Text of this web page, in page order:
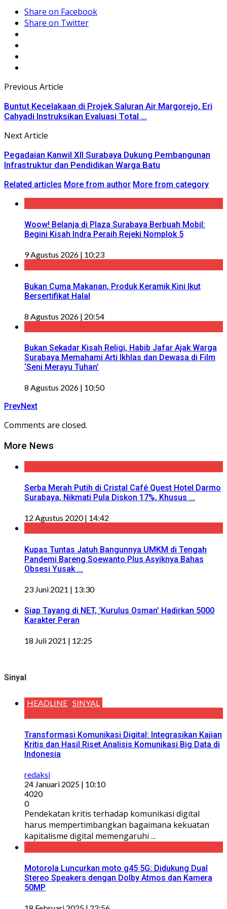
Share on Facebook
Share on Twitter
Previous Article
Buntut Kecelakaan di Projek Saluran Air Margorejo, Eri
Cahyadi Instruksikan Evaluasi Total ...
Next Article
Pegadaian Kanwil XII Surabaya Dukung Pembangunan
Infrastruktur dan Pendidikan Warga Batu
Related articles More from author More from category
Woow! Belanja di Plaza Surabaya Berbuah Mobil:
Begini Kisah Indra Peraih Rejeki Nomplok 5
9 Agustus 2026 | 10:23
Bukan Cuma Makanan, Produk Keramik Kini Ikut
Bersertifikat Halal
8 Agustus 2026 | 20:54
Bukan Sekadar Kisah Religi, Habib Jafar Ajak Warga
Surabaya Memahami Arti Ikhlas dan Dewasa di Film
‘Seni Merayu Tuhan’
8 Agustus 2026 | 10:50
PrevNext
Comments are closed.
More News
Serba Merah Putih di Cristal Café Quest Hotel Darmo
Surabaya, Nikmati Pula Diskon 17%, Khusus ...
12 Agustus 2020 | 14:42
Kupas Tuntas Jatuh Bangunnya UMKM di Tengah
Pandemi Bareng Soewanto Plus Asyiknya Bahas
Obsesi Yusak ...
23 Juni 2021 | 13:30
Siap Tayang di NET, ‘Kurulus Osman’ Hadirkan 5000
Karakter Peran
18 Juli 2021 | 12:25
Sinyal
HEADLINE SINYAL
Transformasi Komunikasi Digital: Integrasikan Kajian
Kritis dan Hasil Riset Analisis Komunikasi Big Data di
Indonesia
redaksi
24 Januari 2025 | 10:10
4020
0
Pendekatan kritis terhadap komunikasi digital
harus mempertimbangkan bagaimana kekuatan
kapitalisme digital memengaruhi ...
Motorola Luncurkan moto g45 5G: Didukung Dual
Stereo Speakers dengan Dolby Atmos dan Kamera
50MP